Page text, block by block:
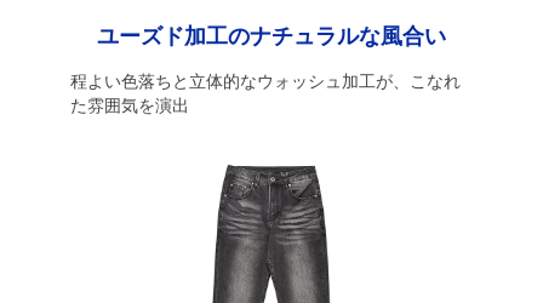
ユーズド加工のナチュラルな風合い
程よい色落ちと立体的なウォッシュ加工が、こなれ
た雰囲気を演出